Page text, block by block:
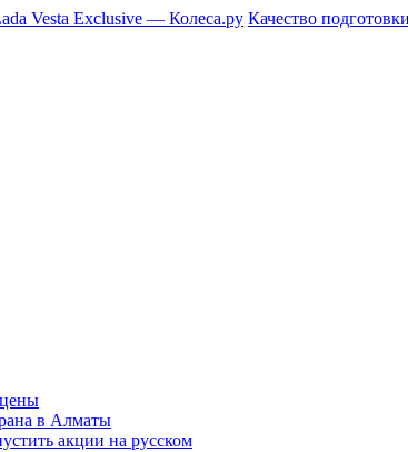
Vesta Exclusive — Колеса.ру Качество
в Алматы
акции на русском